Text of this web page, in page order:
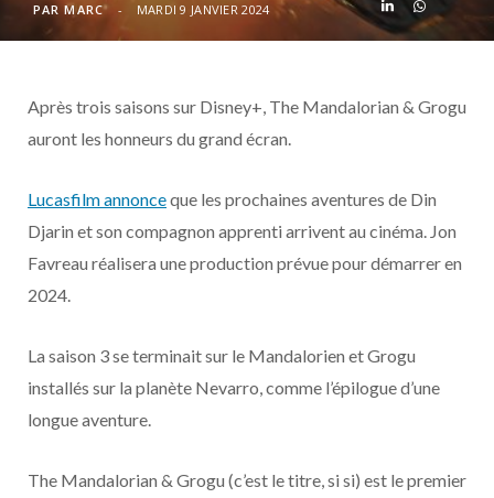
o t
r
r e d l
u
PAR MARC MARDI 9 JANVIER 2024
Après trois saisons sur Disney+, The Mandalorian & Grogu
auront les honneurs du grand écran.
Lucasfilm annonceque les prochaines aventures de Din
Djarin et son compagnon apprenti arrivent au cinéma. Jon
Favreau réalisera une production prévue pour démarrer en
2024.
La saison 3 se terminait sur le Mandalorien et Grogu
installés sur la planète Nevarro, comme l’épilogue d’une
longue aventure.
The Mandalorian & Grogu (c’est le titre, si si) est le premier